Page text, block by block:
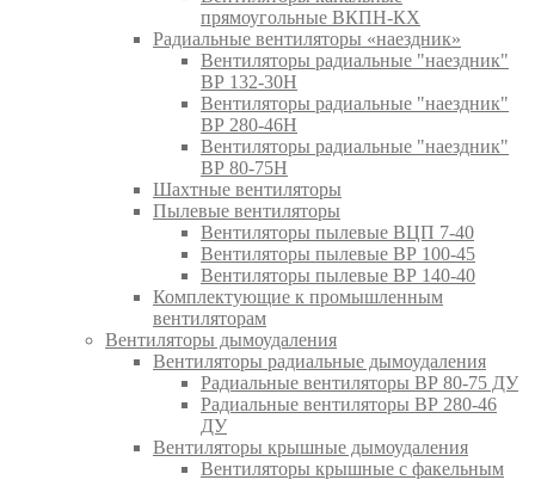
прямоугольные ВКПН-КХ
Радиальные вентиляторы «наездник»
Вентиляторы радиальные "наездник"
ВР 132-30Н
Вентиляторы радиальные "наездник"
ВР 280-46Н
Вентиляторы радиальные "наездник"
ВР 80-75Н
Шахтные вентиляторы
Пылевые вентиляторы
Вентиляторы пылевые ВЦП 7-40
Вентиляторы пылевые ВР 100-45
Вентиляторы пылевые ВР 140-40
Комплектующие к промышленным
вентиляторам
Вентиляторы дымоудаления
Вентиляторы радиальные дымоудаления
Радиальные вентиляторы ВР 80-75 ДУ
Радиальные вентиляторы ВР 280-46
ДУ
Вентиляторы крышные дымоудаления
Вентиляторы крышные с факельным